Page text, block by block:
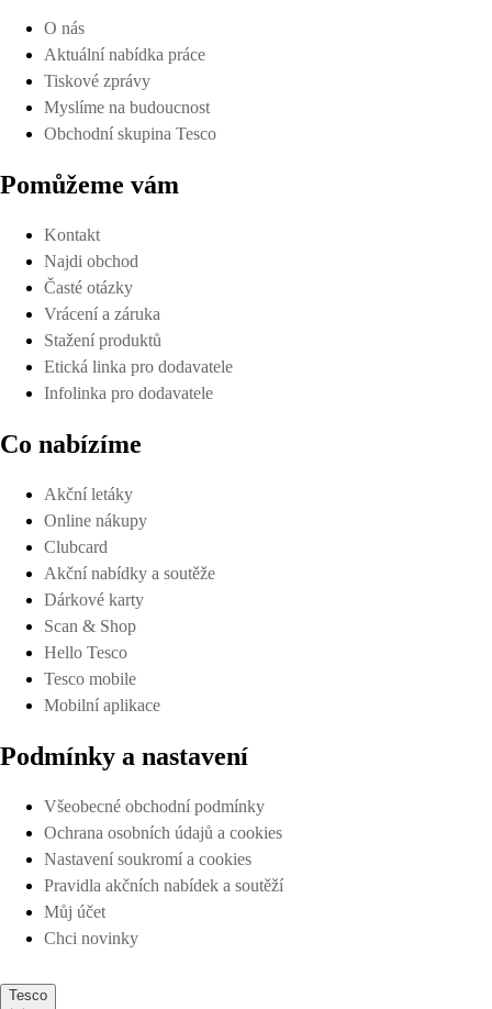
O nás
Aktuální nabídka práce
Tiskové zprávy
Myslíme na budoucnost
Obchodní skupina Tesco
Pomůžeme vám
Kontakt
Najdi obchod
Časté otázky
Vrácení a záruka
Stažení produktů
Etická linka pro dodavatele
Infolinka pro dodavatele
Co nabízíme
Akční letáky
Online nákupy
Clubcard
Akční nabídky a soutěže
Dárkové karty
Scan & Shop
Hello Tesco
Tesco mobile
Mobilní aplikace
Podmínky a nastavení
Všeobecné obchodní podmínky
Ochrana osobních údajů a cookies
Nastavení soukromí a cookies
Pravidla akčních nabídek a soutěží
Můj účet
Chci novinky
Tesco